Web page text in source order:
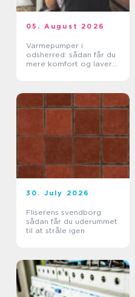
05. August 2026
Varmepumper i
odsherred: sådan får du
mere komfort og lavere
30. July 2026
Fliserens svendborg:
sådan får du uderummet
til at stråle igen